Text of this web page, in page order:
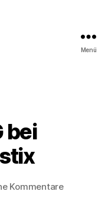
Menü
bei
e
Kommentarezu